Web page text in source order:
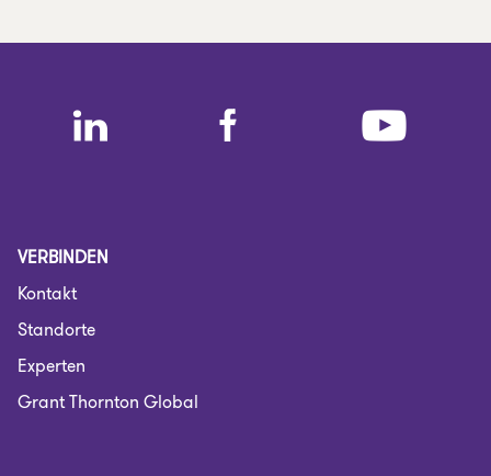
VERBINDEN
Kontakt
Standorte
Experten
Grant Thornton Global